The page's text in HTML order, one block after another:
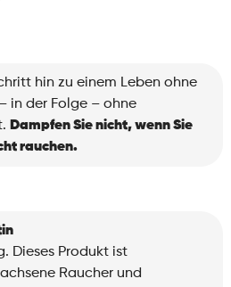
hin zu einem Leben ohne
in der Folge – ohne
Dampfen Sie nicht, wenn Sie
rauchen.
Dieses Produkt ist
Raucher und